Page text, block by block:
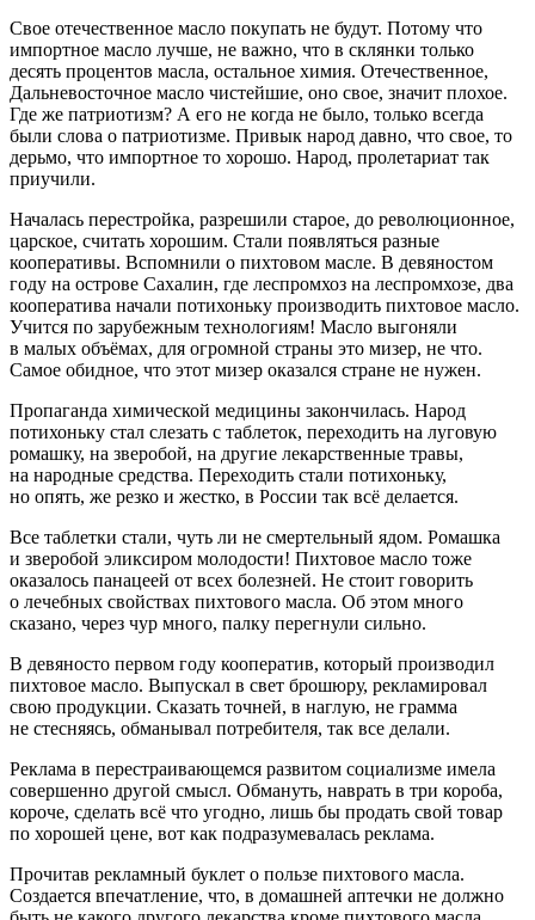
Свое отечественное масло покупать не будут. Потому что
импортное масло лучше, не важно, что в склянки только
десять процентов масла, остальное химия. Отечественное,
Дальневосточное масло чистейшие, оно свое, значит плохое.
Где же патриотизм? А его не когда не было, только всегда
были слова о патриотизме. Привык народ давно, что свое, то
дерьмо, что импортное то хорошо. Народ, пролетариат так
приучили.
Началась перестройка, разрешили старое, до революционное,
царское, считать хорошим. Стали появляться разные
кооперативы. Вспомнили о пихтовом масле. В девяностом
году на острове Сахалин, где леспромхоз на леспромхозе, два
кооператива начали потихоньку производить пихтовое масло.
Учится по зарубежным технологиям! Масло выгоняли
в малых объёмах, для огромной страны это мизер, не что.
Самое обидное, что этот мизер оказался стране не нужен.
Пропаганда химической медицины закончилась. Народ
потихоньку стал слезать с таблеток, переходить на луговую
ромашку, на зверобой, на другие лекарственные травы,
на народные средства. Переходить стали потихоньку,
но опять, же резко и жестко, в России так всё делается.
Все таблетки стали, чуть ли не смертельный ядом. Ромашка
и зверобой эликсиром молодости! Пихтовое масло тоже
оказалось панацеей от всех болезней. Не стоит говорить
о лечебных свойствах пихтового масла. Об этом много
сказано, через чур много, палку перегнули сильно.
В девяносто первом году кооператив, который производил
пихтовое масло. Выпускал в свет брошюру, рекламировал
свою продукции. Сказать точней, в наглую, не грамма
не стесняясь, обманывал потребителя, так все делали.
Реклама в перестраивающемся развитом социализме имела
совершенно другой смысл. Обмануть, наврать в три короба,
короче, сделать всё что угодно, лишь бы продать свой товар
по хорошей цене, вот как подразумевалась реклама.
Прочитав рекламный буклет о пользе пихтового масла.
Создается впечатление, что, в домашней аптечки не должно